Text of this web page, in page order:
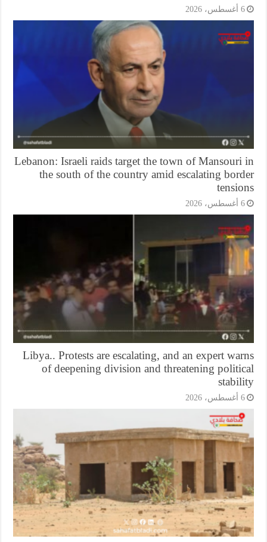
Lebanon: Israeli raids target the town of
the south of the country amid escalating
Libya.. Protests are escalating, and an expert
of deepening division and threatening